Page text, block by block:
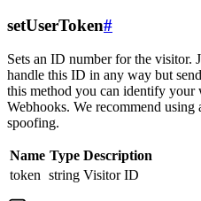
setUserToken#
Sets an ID number for the visitor.
handle this ID in any way but
this method you can identify your
Webhooks. We recommend
spoofing.
Name Type Description
token string Visitor ID